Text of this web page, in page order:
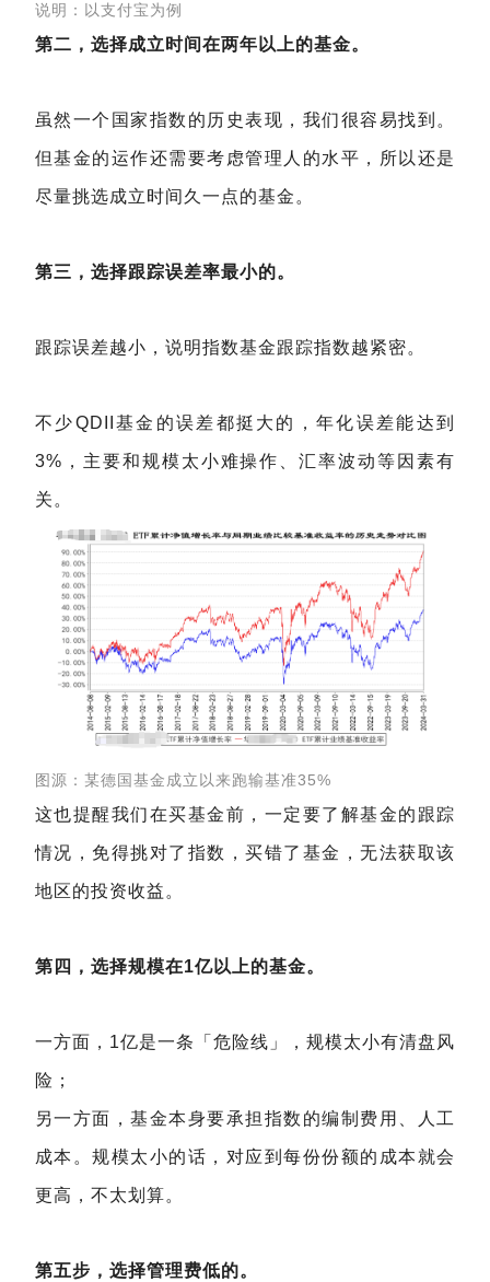
说明：以支付宝为例
第二，选择成立时间在两年以上的基金。
虽然一个国家指数的历史表现，我们很容易找到。
但基金的运作还需要考虑管理人的水平，所以还是
尽量挑选成立时间久一点的基金。
第三，选择跟踪误差率最小的。
跟踪误差越小，说明指数基金跟踪指数越紧密。
不少QDII基金的误差都挺大的，年化误差能达到
3%，主要和规模太小难操作、汇率波动等因素有
关。
图源：某德国基金成立以来跑输基准35%
这也提醒我们在买基金前，一定要了解基金的跟踪
情况，免得挑对了指数，买错了基金，无法获取该
地区的投资收益。
第四，选择规模在1亿以上的基金。
一方面，1亿是一条「危险线」，规模太小有清盘风
险；
另一方面，基金本身要承担指数的编制费用、人工
成本。规模太小的话，对应到每份份额的成本就会
更高，不太划算。
第五步，选择管理费低的。